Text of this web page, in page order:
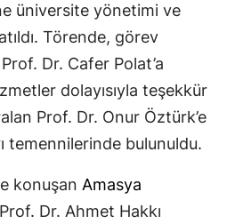
üniversite yönetimi ve
Törende, görev
Dr. Cafer Polat’a
dolayısıyla teşekkür
Prof. Dr. Onur Öztürk’e
temennilerinde bulunuldu.
konuşan Amasya
Dr. Ahmet Hakkı